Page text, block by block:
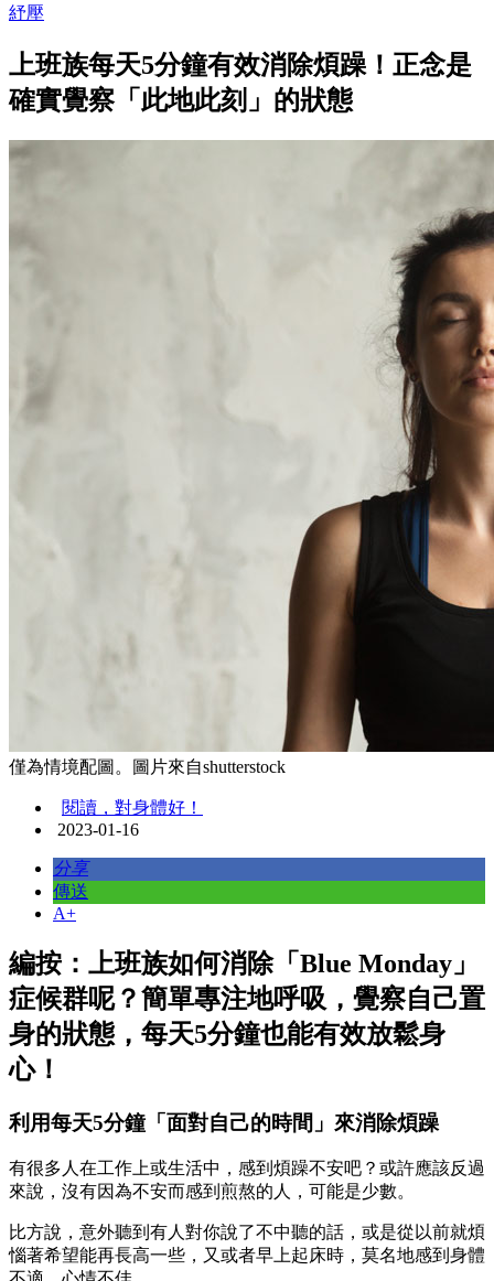
紓壓
上班族每天5分鐘有效消除煩躁！正念是
確實覺察「此地此刻」的狀態
僅為情境配圖。圖片來自shutterstock
閱讀，對身體好！
2023-01-16
分享
傳送
A+
編按：上班族如何消除「Blue Monday」
症候群呢？簡單專注地呼吸，覺察自己置
身的狀態，每天5分鐘也能有效放鬆身
心！
利用每天5分鐘「面對自己的時間」來消除煩躁
有很多人在工作上或生活中，感到煩躁不安吧？或許應該反過
來說，沒有因為不安而感到煎熬的人，可能是少數。
比方說，意外聽到有人對你說了不中聽的話，或是從以前就煩
惱著希望能再長高一些，又或者早上起床時，莫名地感到身體